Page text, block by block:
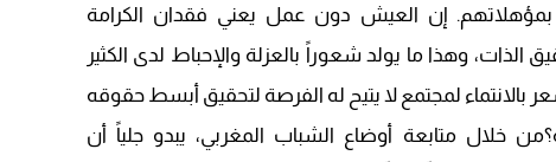
إن العيش دون عمل يعني فقدان الكرامة
وهذا ما يولد شعوراً بالعزلة والإحباط لدى الكثير
لمجتمع لا يتيح له الفرصة لتحقيق أبسط حقوقه
خلال متابعة أوضاع الشباب المغربي، يبدو جلياً أن